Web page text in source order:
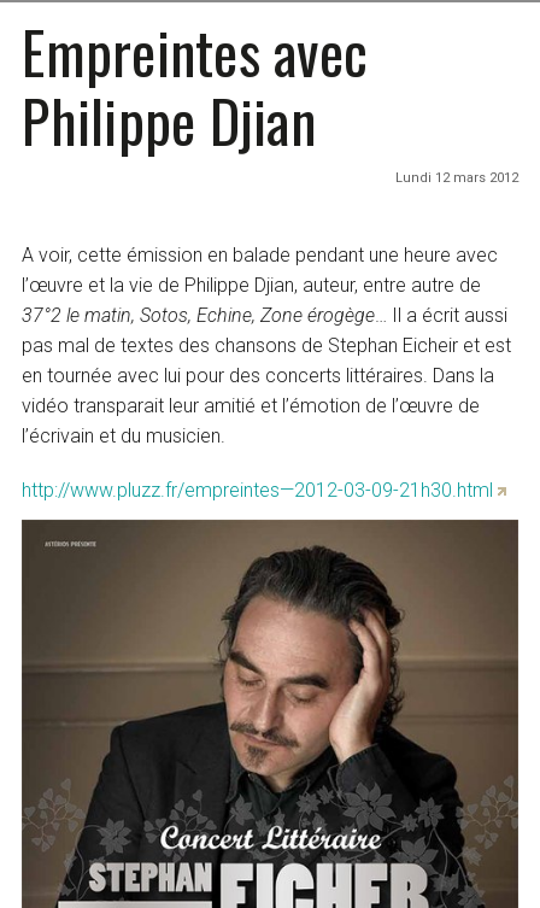
Empreintes avec
Philippe Djian
Lundi 12 mars 2012
A voir, cette émission en balade pendant une heure avec
l’œuvre et la vie de Philippe Djian, auteur, entre autre de
37°2 le matin, Sotos, Echine, Zone érogège … Il a écrit aussi
pas mal de textes des chansons de Stephan Eicheir et est
en tournée avec lui pour des concerts littéraires. Dans la
vidéo transparait leur amitié et l’émotion de l’œuvre de
l’écrivain et du musicien.
http://www.pluzz.fr/empreintes—2012-03-09-21h30.html